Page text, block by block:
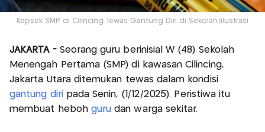
Kepsek SMP di Cilincing Tewas Gantung Diri di Sekolah/ilustrasi
JAKARTA - Seorang guru berinisial W (48) Sekolah
Menengah Pertama (SMP) di kawasan Cilincing,
Jakarta Utara ditemukan tewas dalam kondisi
gantung diri pada Senin, (1/12/2025). Peristiwa itu
membuat heboh gurudan warga sekitar.